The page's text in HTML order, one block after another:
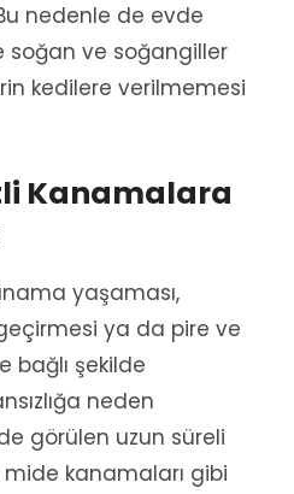
nedenle de evde
soğan ve soğangiller
kedilere verilmemesi
Kanamalara
yaşaması,
ya da pire ve
bağlı şekilde
neden
görülen uzun süreli
kanamaları gibi